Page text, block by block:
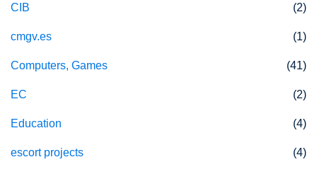
CIB (2)
cmgv.es (1)
Computers, Games (41)
EC (2)
Education (4)
escort projects (4)